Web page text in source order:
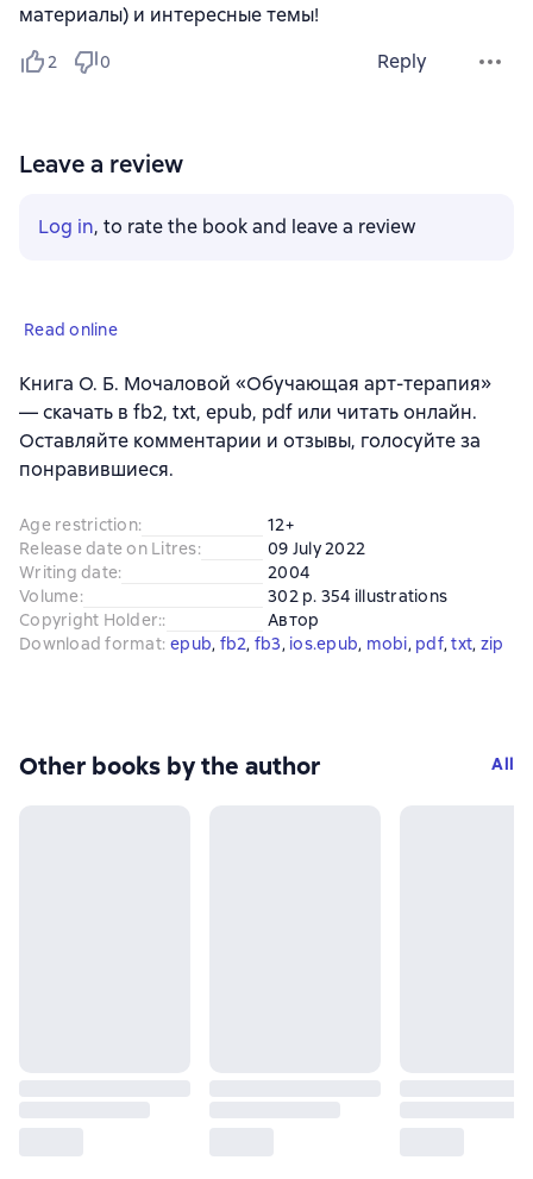
материалы) и интересные темы!
2 0 Reply
Leave a review
Log in, to rate the book and leave a review
Read online
Книга О. Б. Мочаловой «Обучающая арт-терапия»
— скачать в fb2, txt, epub, pdf или читать онлайн.
Оставляйте комментарии и отзывы, голосуйте за
понравившиеся.
Age restriction:
12+
Release date on Litres:
09 July 2022
Writing date:
2004
Volume:
302 p. 354 illustrations
Copyright Holder::
Автор
Download format: epub, fb2, fb3, ios.epub, mobi, pdf, txt, zip
Other books by the author All